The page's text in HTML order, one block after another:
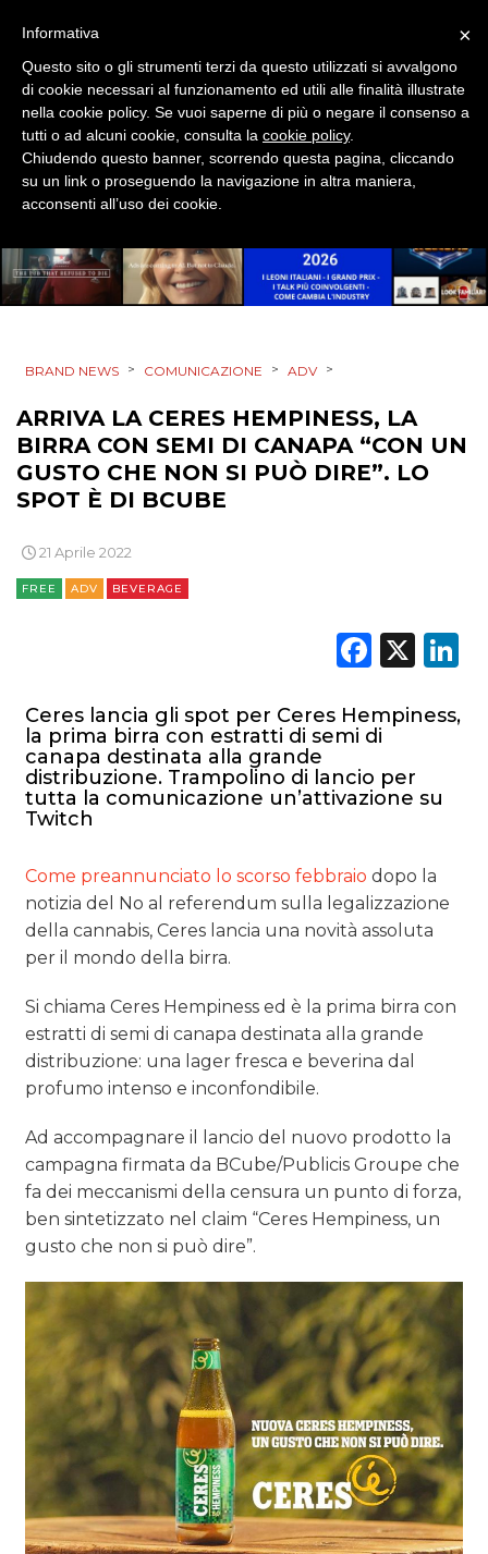
BRAND NEWS > COMUNICAZIONE > ADV >
ARRIVA LA CERES HEMPINESS, LA
BIRRA CON SEMI DI CANAPA “CON UN
GUSTO CHE NON SI PUÒ DIRE”. LO
SPOT È DI BCUBE
21 Aprile 2022
FREE ADV BEVERAGE
X
Ceres lancia gli spot per Ceres Hempiness,
la prima birra con estratti di semi di
canapa destinata alla grande
distribuzione. Trampolino di lancio per
tutta la comunicazione un’attivazione su
Twitch
Come preannunciato lo scorso febbraio dopo la
notizia del No al referendum sulla legalizzazione
della cannabis, Ceres lancia una novità assoluta
per il mondo della birra.
Si chiama Ceres Hempiness ed è la prima birra con
estratti di semi di canapa destinata alla grande
distribuzione: una lager fresca e beverina dal
profumo intenso e inconfondibile.
Ad accompagnare il lancio del nuovo prodotto la
campagna firmata da BCube/Publicis Groupe che
fa dei meccanismi della censura un punto di forza,
ben sintetizzato nel claim “Ceres Hempiness, un
gusto che non si può dire”.
×
Informativa
Questo sito o gli strumenti terzi da questo utilizzati si avvalgono
di cookie necessari al funzionamento ed utili alle finalità illustrate
nella cookie policy. Se vuoi saperne di più o negare il consenso a
tutti o ad alcuni cookie, consulta la cookie policy.
Chiudendo questo banner, scorrendo questa pagina, cliccando
su un link o proseguendo la navigazione in altra maniera,
acconsenti all’uso dei cookie.